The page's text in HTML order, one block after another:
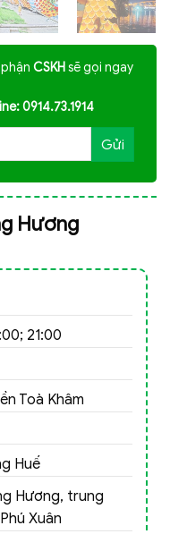
CSKH sẽ gọi ngay
0914.73.1914
Hương
21:00
Toà Khâm
Huế
Hương, trung
Xuân